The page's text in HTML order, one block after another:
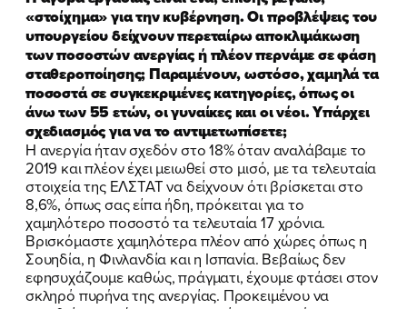
«στοίχημα» για την κυβέρνηση. Οι προβλέψεις του
υπουργείου δείχνουν περεταίρω αποκλιμάκωση
των ποσοστών ανεργίας ή πλέον περνάμε σε φάση
σταθεροποίησης; Παραμένουν, ωστόσο, χαμηλά τα
ποσοστά σε συγκεκριμένες κατηγορίες, όπως οι
άνω των 55 ετών, οι γυναίκες και οι νέοι. Υπάρχει
σχεδιασμός για να το αντιμετωπίσετε;
Η ανεργία ήταν σχεδόν στο 18% όταν αναλάβαμε το
2019 και πλέον έχει μειωθεί στο μισό, με τα τελευταία
στοιχεία της ΕΛΣΤΑΤ να δείχνουν ότι βρίσκεται στο
8,6%, όπως σας είπα ήδη, πρόκειται για το
χαμηλότερο ποσοστό τα τελευταία 17 χρόνια.
Βρισκόμαστε χαμηλότερα πλέον από χώρες όπως η
Σουηδία, η Φινλανδία και η Ισπανία. Βεβαίως δεν
εφησυχάζουμε καθώς, πράγματι, έχουμε φτάσει στον
σκληρό πυρήνα της ανεργίας. Προκειμένου να